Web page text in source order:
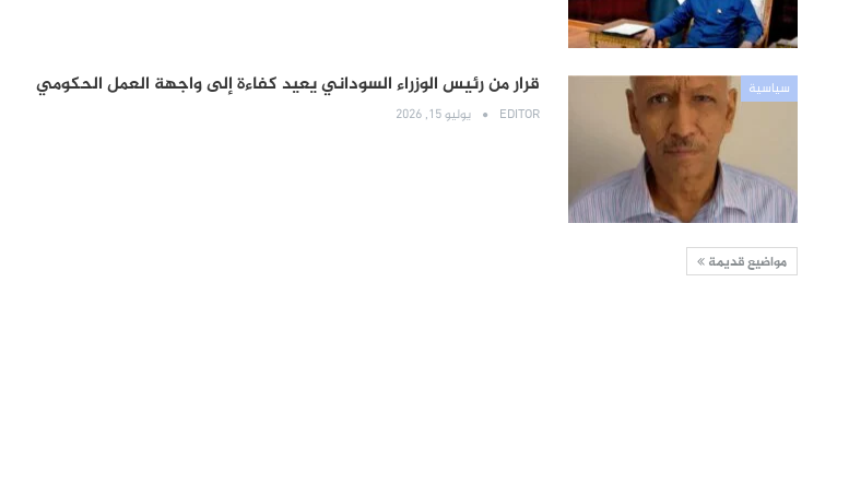
سياسية قرار من رئيس الوزراء السوداني يعيد كفاءة إلى واجهة العمل الحكومي
EDITOR يوليو 15, 2026
مواضيع قديمة